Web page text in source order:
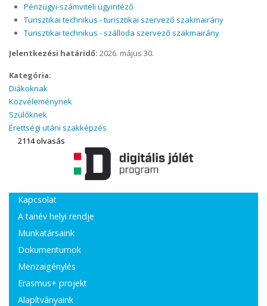
Pénzügyi-számviteli ügyintéző
Turisztikai technikus - turisztikai szervező szakmairány
Turisztikai technikus - szálloda szervező szakmairány
Jelentkezési határidő: 2026. május 30.
Kategória:
Diákoknak
Közvéleménynek
Szülőknek
Érettségi utáni szakképzés
2114 olvasás
Kapcsolat
A tanév helyi rendje
Munkatársaink
Dokumentumok
Menzaigénylés
Erasmus+ projekt
Alapítványaink